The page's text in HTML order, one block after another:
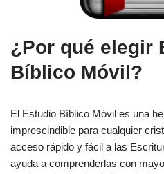
¿Por qué elegir
Bíblico Móvil?
El Estudio Bíblico Móvil es una
imprescindible para cualquier
acceso rápido y fácil a las
ayuda a comprenderlas con